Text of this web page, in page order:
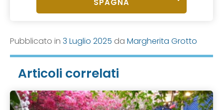
Pubblicato in 3 Luglio 2025 da Margherita Grotto
Articoli correlati